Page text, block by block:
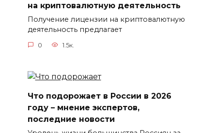
на криптовалютную деятельность
Получение лицензии на криптовалютную
деятельность предлагает
0 1.5к.
Что подорожает в России в 2026
году – мнение экспертов,
последние новости